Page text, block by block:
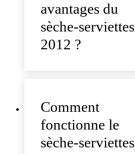
avantages du
sèche-serviettes
2012 ?
Comment
fonctionne le
sèche-serviettes